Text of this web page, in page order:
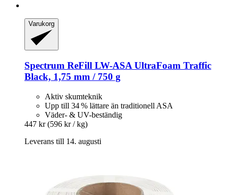
Varukorg
Spectrum ReFill LW-​ASA UltraFoam Traffic
Black, 1,75 mm / 750 g
Aktiv skumteknik
Upp till 34 % lättare än traditionell ASA
Väder- & UV-beständig
447 kr (596 kr / kg)
Leverans till 14. augusti